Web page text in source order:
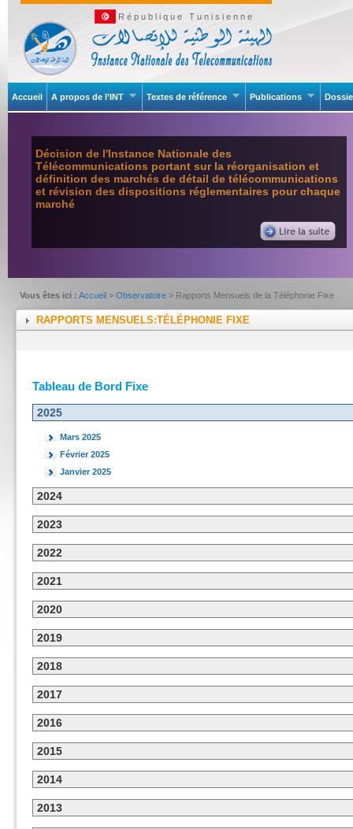
République Tunisienne
Accueil A propos de l’INT Textes de référence Publications
Décision de l'Instance Nationale des
Télécommunications portant sur la réorganisation et
définition des marchés de détail de télécommunications
et révision des dispositions réglementaires pour chaque
marché
Vous êtes ici : Accueil > Observatoire > Rapports Mensuels de la Téléphonie Fixe
RAPPORTS MENSUELS:TÉLÉPHONIE FIXE
Tableau de Bord Fixe
2025
Mars 2025
Février 2025
Janvier 2025
2024
2023
2022
2021
2020
2019
2018
2017
2016
2015
2014
2013